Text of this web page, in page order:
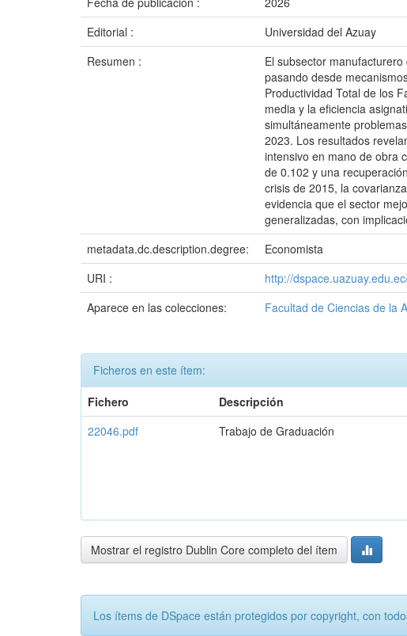
Editorial :
Universidad del Azuay
Resumen :
El subsector
pasando desde
Productividad Total de los
media y la eficiencia
simultáneamente
2023. Los resultados
intensivo en mano de obra
de 0.102 y una
crisis de 2015, la
evidencia que el sector
generalizadas, con
metadata.dc.description.degree:
Economista
URI :
http://
Aparece en las colecciones:
Facultad de Ciencias de la
Ficheros en este ítem:
Fichero
Descripción
22046.pdf
Trabajo de Graduación
Mostrar el registro Dublin Core completo del ítem
Los ítems de DSpace están protegidos por copyright, con